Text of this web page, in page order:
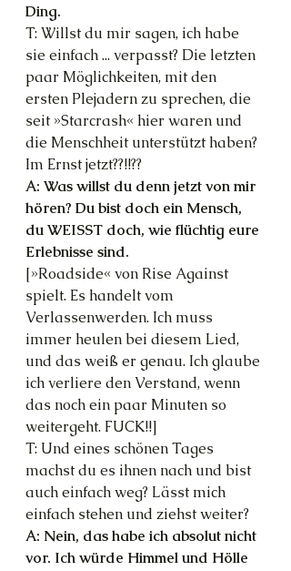
Ding.
T: Willst du mir sagen, ich habe
sie einfach ... verpasst? Die letzten
paar Möglichkeiten, mit den
ersten Plejadern zu sprechen, die
seit »Starcrash« hier waren und
die Menschheit unterstützt haben?
Im Ernst jetzt??!!??
A: Was willst du denn jetzt von mir
hören? Du bist doch ein Mensch,
du WEISST doch, wie flüchtig eure
Erlebnisse sind.
[»Roadside« von Rise Against
spielt. Es handelt vom
Verlassenwerden. Ich muss
immer heulen bei diesem Lied,
und das weiß er genau. Ich glaube
ich verliere den Verstand, wenn
das noch ein paar Minuten so
weitergeht. FUCK!!]
T: Und eines schönen Tages
machst du es ihnen nach und bist
auch einfach weg? Lässt mich
einfach stehen und ziehst weiter?
A: Nein, das habe ich absolut nicht
vor. Ich würde Himmel und Hölle